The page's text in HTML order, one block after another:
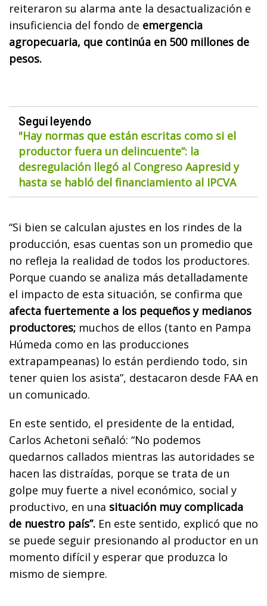
reiteraron su alarma ante la desactualización e
insuficiencia del fondo de emergencia
agropecuaria, que continúa en 500 millones de
pesos.
Seguí leyendo
"Hay normas que están escritas como si el
productor fuera un delincuente”: la
desregulación llegó al Congreso Aapresid y
hasta se habló del financiamiento al IPCVA
“Si bien se calculan ajustes en los rindes de la
producción, esas cuentas son un promedio que
no refleja la realidad de todos los productores.
Porque cuando se analiza más detalladamente
el impacto de esta situación, se confirma que
afecta fuertemente a los pequeños y medianos
productores; muchos de ellos (tanto en Pampa
Húmeda como en las producciones
extrapampeanas) lo están perdiendo todo, sin
tener quien los asista”, destacaron desde FAA en
un comunicado.
En este sentido, el presidente de la entidad,
Carlos Achetoni señaló: “No podemos
quedarnos callados mientras las autoridades se
hacen las distraídas, porque se trata de un
golpe muy fuerte a nivel económico, social y
productivo, en una situación muy complicada
de nuestro país”. En este sentido, explicó que no
se puede seguir presionando al productor en un
momento difícil y esperar que produzca lo
mismo de siempre.